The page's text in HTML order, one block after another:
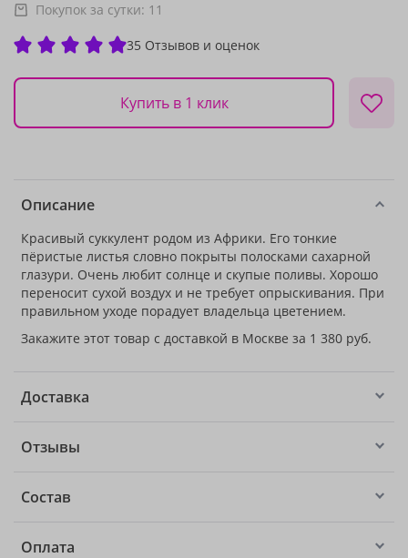
Покупок за сутки: 11
35 Отзывов и оценок
Купить в 1 клик
Описание
Красивый суккулент родом из Африки. Его тонкие
пёристые листья словно покрыты полосками сахарной
глазури. Очень любит солнце и скупые поливы. Хорошо
переносит сухой воздух и не требует опрыскивания. При
правильном уходе порадует владельца цветением.
Закажите этот товар с доставкой в Москве за 1 380 руб.
Доставка
Отзывы
Состав
Оплата